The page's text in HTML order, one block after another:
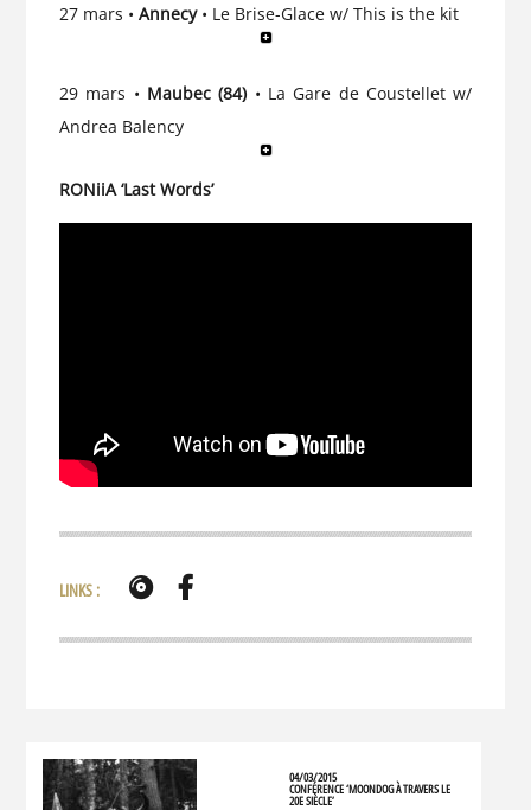
27 mars • Annecy• Le Brise-Glace w/ This is the kit
29 mars • Maubec (84) • La Gare de Coustellet w/
Andrea Balency
RONiiA ‘Last Words’
LINKS :
04/03/2015
CONFÉRENCE ‘MOONDOG À TRAVERS LE
20E SIÈCLE’